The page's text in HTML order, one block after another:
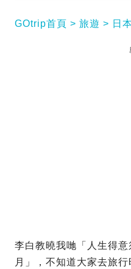
GOtrip首頁 旅遊 日
李白教曉我哋「人生得
月」，不知道大家去旅